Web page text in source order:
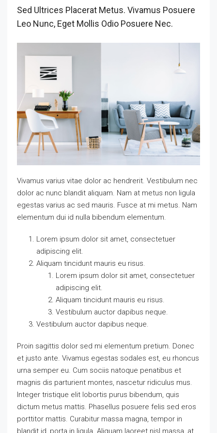
Sed Ultrices Placerat Metus. Vivamus Posuere
Leo Nunc, Eget Mollis Odio Posuere Nec.
Vivamus varius vitae dolor ac hendrerit. Vestibulum nec
dolor ac nunc blandit aliquam. Nam at metus non ligula
egestas varius ac sed mauris. Fusce at mi metus. Nam
elementum dui id nulla bibendum elementum.
Lorem ipsum dolor sit amet, consectetuer
adipiscing elit.
Aliquam tincidunt mauris eu risus.
Lorem ipsum dolor sit amet, consectetuer
adipiscing elit.
Aliquam tincidunt mauris eu risus.
Vestibulum auctor dapibus neque.
Vestibulum auctor dapibus neque.
Proin sagittis dolor sed mi elementum pretium. Donec
et justo ante. Vivamus egestas sodales est, eu rhoncus
urna semper eu. Cum sociis natoque penatibus et
magnis dis parturient montes, nascetur ridiculus mus.
Integer tristique elit lobortis purus bibendum, quis
dictum metus mattis. Phasellus posuere felis sed eros
porttitor mattis. Curabitur massa magna, tempor in